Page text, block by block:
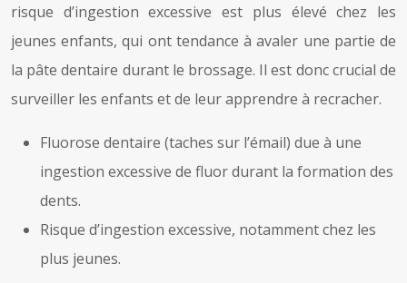
risque d’ingestion excessive est plus élevé chez les
jeunes enfants, qui ont tendance à avaler une partie de
la pâte dentaire durant le brossage. Il est donc crucial de
surveiller les enfants et de leur apprendre à recracher.
Fluorose dentaire (taches sur l’émail) due à une
ingestion excessive de fluor durant la formation des
dents.
Risque d’ingestion excessive, notamment chez les
plus jeunes.